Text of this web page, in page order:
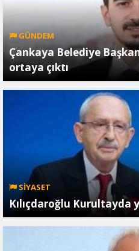
GÜNDEM
Çankaya Belediye
ortaya çıktı
SİYASET
Kılıçdaroğlu Kurultayda